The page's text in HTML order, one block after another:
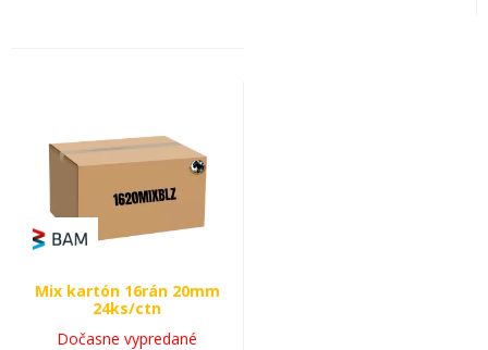
Mix kartón 16rán 20mm
24ks/ctn
Dočasne vypredané